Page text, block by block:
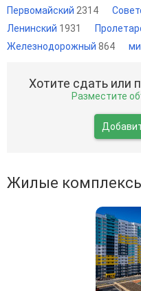
Первомайский 2314
Ленинский 1931
Железнодорожный 864
Хотите сдать или
Разместите
Жилые